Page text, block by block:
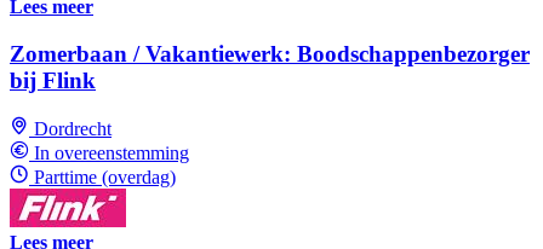
Lees meer
Zomerbaan / Vakantiewerk: Boodschappenbezorger
bij Flink
Dordrecht
In overeenstemming
Parttime (overdag)
Lees meer